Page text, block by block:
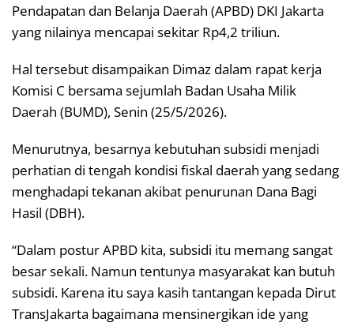
Pendapatan dan Belanja Daerah (APBD) DKI Jakarta
yang nilainya mencapai sekitar Rp4,2 triliun.
Hal tersebut disampaikan Dimaz dalam rapat kerja
Komisi C bersama sejumlah Badan Usaha Milik
Daerah (BUMD), Senin (25/5/2026).
Menurutnya, besarnya kebutuhan subsidi menjadi
perhatian di tengah kondisi fiskal daerah yang sedang
menghadapi tekanan akibat penurunan Dana Bagi
Hasil (DBH).
“Dalam postur APBD kita, subsidi itu memang sangat
besar sekali. Namun tentunya masyarakat kan butuh
subsidi. Karena itu saya kasih tantangan kepada Dirut
TransJakarta bagaimana mensinergikan ide yang